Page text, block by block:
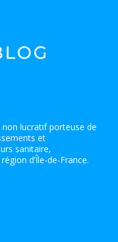
non lucratif porteuse de
et
sanitaire,
d’Île-de-France.